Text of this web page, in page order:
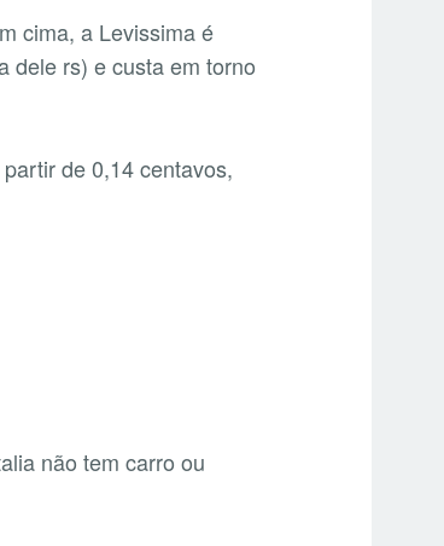
cima, a Levissima é
dele rs) e custa em torno
de 0,14 centavos,
não tem carro ou